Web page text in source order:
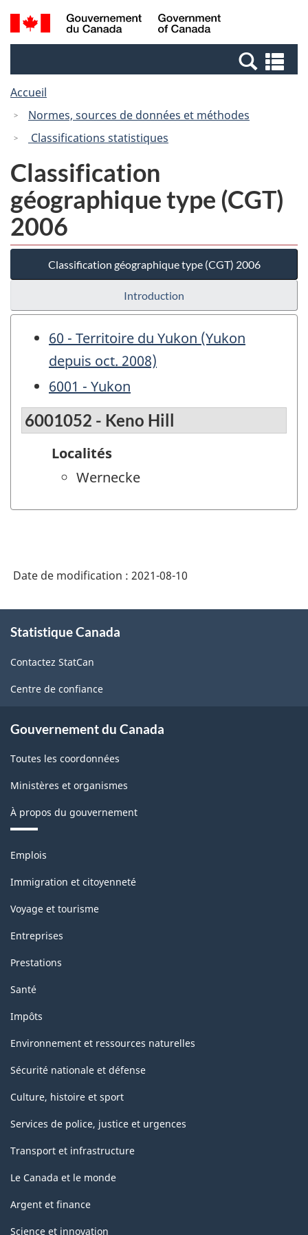
Passer
au
Passer
à
Canada
Recherche
et
et
Accueil
Normes, sources de données et méthodes
Classifications statistiques
Classification
géographique type (CGT)
2006
Classification géographique type (CGT) 2006
Introduction
60 - Territoire du Yukon (Yukon
depuis oct. 2008)
6001 - Yukon
6001052 - Keno Hill
Localités
Wernecke
Date de modification : 2021-08-10
propos
ce
site
Statistique Canada
Contactez StatCan
Centre de confiance
Gouvernement du Canada
Toutes les coordonnées
Ministères et organismes
À propos du gouvernement
Thèmes
sujets
Emplois
Immigration et citoyenneté
Voyage et tourisme
Entreprises
Prestations
Santé
Impôts
Environnement et ressources naturelles
Sécurité nationale et défense
Culture, histoire et sport
Services de police, justice et urgences
Transport et infrastructure
Le Canada et le monde
Argent et finance
Science et innovation